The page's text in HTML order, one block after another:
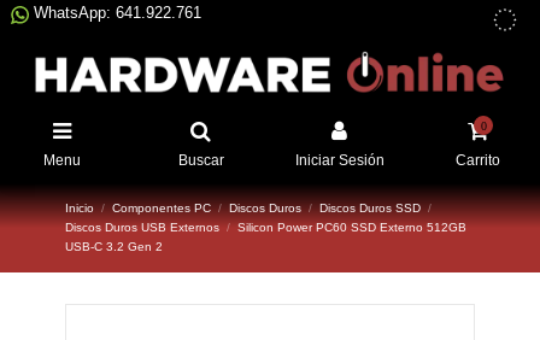
WhatsApp: 641.922.761
Menu Buscar Iniciar Sesión
0
Carrito
Inicio Componentes PC Discos Duros
Discos Duros SSD
Discos Duros USB Externos
Silicon Power PC60 SSD Externo 512GB
USB-C 3.2 Gen 2